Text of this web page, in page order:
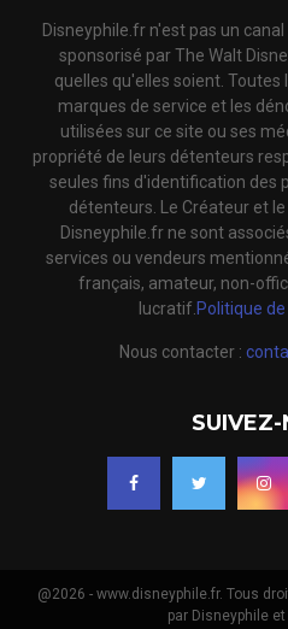
Disneyphile.fr n'est pas un
sponsorisé par The Walt
quelles qu'elles soient. Toutes
marques de service et les
utilisées sur ce site ou ses
propriété de leurs détenteurs
seules fins d'identification des
détenteurs. Le Créateur et
Disneyphile.fr ne sont
services ou vendeurs
français, amateur, non-
lucratif.Politique
Nous contacter :
SUIVEZ-
@2026 - www.disneyphile.fr. Tous
par Disneyphile et